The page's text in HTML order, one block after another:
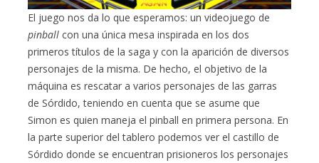
El juego nos da lo que esperamos: un videojuego de
pinball con una única mesa inspirada en los dos
primeros títulos de la saga y con la aparición de diversos
personajes de la misma. De hecho, el objetivo de la
máquina es rescatar a varios personajes de las garras
de Sórdido, teniendo en cuenta que se asume que
Simon es quien maneja el pinball en primera persona. En
la parte superior del tablero podemos ver el castillo de
Sórdido donde se encuentran prisioneros los personajes